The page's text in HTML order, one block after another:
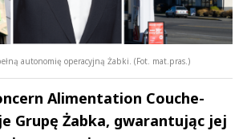
autonomię operacyjną Żabki. (Fot. mat.pras.)
Alimentation Couche-
Grupę Żabka, gwarantując jej